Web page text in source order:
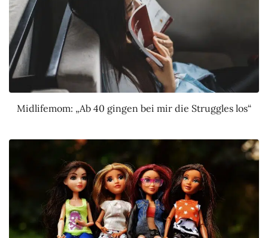
Midlifemom: „Ab 40 gingen bei mir die Struggles los“